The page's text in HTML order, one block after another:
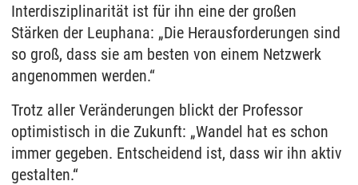
Interdisziplinarität ist für ihn eine der großen
Stärken der Leuphana: „Die Herausforderungen sind
so groß, dass sie am besten von einem Netzwerk
angenommen werden.“
Trotz aller Veränderungen blickt der Professor
optimistisch in die Zukunft: „Wandel hat es schon
immer gegeben. Entscheidend ist, dass wir ihn aktiv
gestalten.“